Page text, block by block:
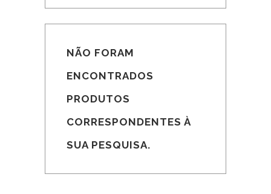
NÃO FORAM
ENCONTRADOS
PRODUTOS
CORRESPONDENTES À
SUA PESQUISA.